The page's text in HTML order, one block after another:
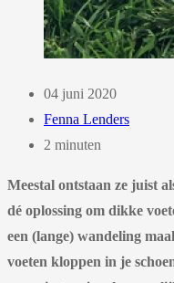
04 juni 2020
Fenna Lenders
2 minuten
Meestal ontstaan ze juist
dé oplossing om dikke
een (lange) wandeling
voeten kloppen in je